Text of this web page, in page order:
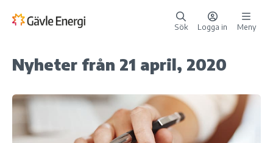
Sök Logga in Meny
Nyheter från 21 april, 2020